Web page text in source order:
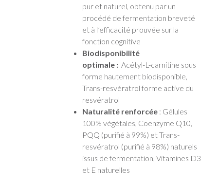
pur et naturel, obtenu par un
procédé de fermentation breveté
et à l’efficacité prouvée sur la
fonction cognitive
Biodisponibilité
optimale : Acétyl-L-carnitine sous
forme hautement biodisponible,
Trans-resvératrol forme active du
resvératrol
Naturalité renforcée: Gélules
100% végétales, Coenzyme Q10,
PQQ (purifié à 99%) et Trans-
resvératrol (purifié à 98%) naturels
issus de fermentation, Vitamines D3
et E naturelles